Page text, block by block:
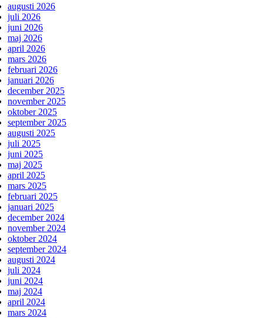
augusti 2026
juli 2026
juni 2026
maj 2026
april 2026
mars 2026
februari 2026
januari 2026
december 2025
november 2025
oktober 2025
september 2025
augusti 2025
juli 2025
juni 2025
maj 2025
april 2025
mars 2025
februari 2025
januari 2025
december 2024
november 2024
oktober 2024
september 2024
augusti 2024
juli 2024
juni 2024
maj 2024
april 2024
mars 2024